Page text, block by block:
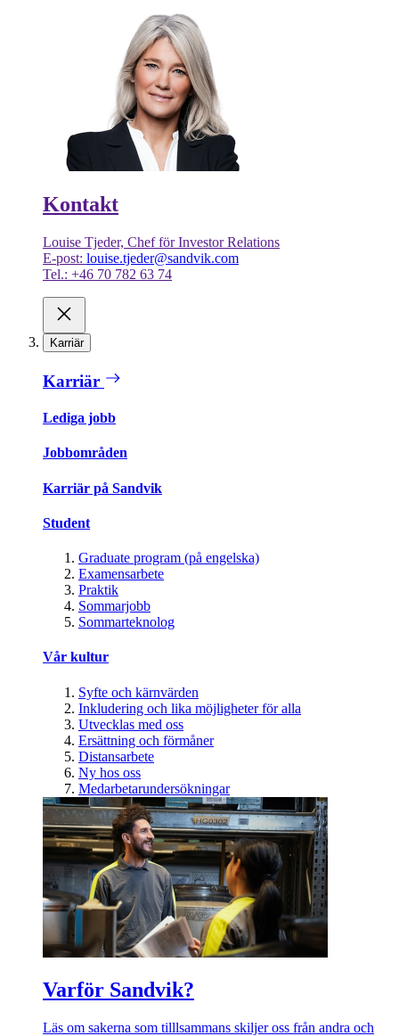
Kontakt
Louise Tjeder, Chef för Investor Relations
E-post: louise.tjeder@sandvik.com
Tel.: +46 70 782 63 74
Karriär
Karriär
Lediga jobb
Jobbområden
Karriär på Sandvik
Student
Graduate program (på engelska)
Examensarbete
Praktik
Sommarjobb
Sommarteknolog
Vår kultur
Syfte och kärnvärden
Inkludering och lika möjligheter för alla
Utvecklas med oss
Ersättning och förmåner
Distansarbete
Ny hos oss
Medarbetarundersökningar
Varför Sandvik?
Läs om sakerna som tilllsammans skiljer oss från andra och